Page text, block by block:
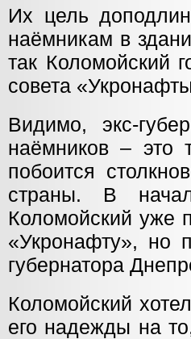
Их цель
наёмникам в
так Коломойский
совета
Видимо, экс-
наёмников – это
побоится
страны. В
Коломойский уже
«Укронафту», но
губернатора
Коломойский
его надежды на